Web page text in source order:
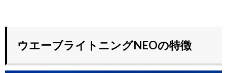
ウエーブライトニングNEOの特徴